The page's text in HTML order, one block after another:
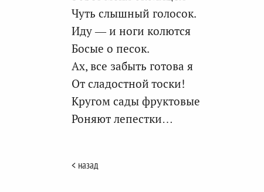
Чуть слышный голосок.
Иду — и ноги колются
Босые о песок.
Ах, все забыть готова я
От сладостной тоски!
Кругом сады фруктовые
Роняют лепестки…
< назад